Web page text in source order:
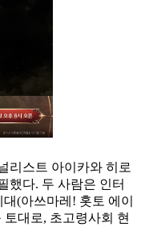
리스트 아이카와 히로
했다. 두 사람은 인터
(아쓰마레! 홋토 에이
대로, 초고령사회 현